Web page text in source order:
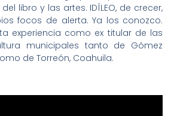
libro y las artes. IDÍLEO, de crecer,
focos de alerta. Ya los conozco.
experiencia como ex titular de las
municipales tanto de Gómez
de Torreón, Coahuila.